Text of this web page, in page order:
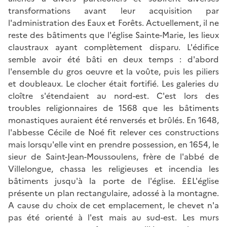
transformations avant leur acquisition par
l'administration des Eaux et Forêts. Actuellement, il ne
reste des bâtiments que l'église Sainte-Marie, les lieux
claustraux ayant complètement disparu. L'édifice
semble avoir été bâti en deux temps : d'abord
l'ensemble du gros oeuvre et la voûte, puis les piliers
et doubleaux. Le clocher était fortifié. Les galeries du
cloître s'étendaient au nord-est. C'est lors des
troubles religionnaires de 1568 que les bâtiments
monastiques auraient été renversés et brûlés. En 1648,
l'abbesse Cécile de Noé fit relever ces constructions
mais lorsqu'elle vint en prendre possession, en 1654, le
sieur de Saint-Jean-Moussoulens, frère de l'abbé de
Villelongue, chassa les religieuses et incendia les
bâtiments jusqu'à la porte de l'église. ££L'église
présente un plan rectangulaire, adossé à la montagne.
A cause du choix de cet emplacement, le chevet n'a
pas été orienté à l'est mais au sud-est. Les murs